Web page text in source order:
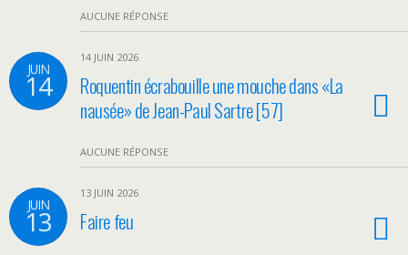
AUCUNE RÉPONSE
JUIN
14
14 JUIN 2026
Roquentin écrabouille une mouche dans «La
nausée» de Jean-Paul Sartre [57]
AUCUNE RÉPONSE
JUIN
13
13 JUIN 2026
Faire feu